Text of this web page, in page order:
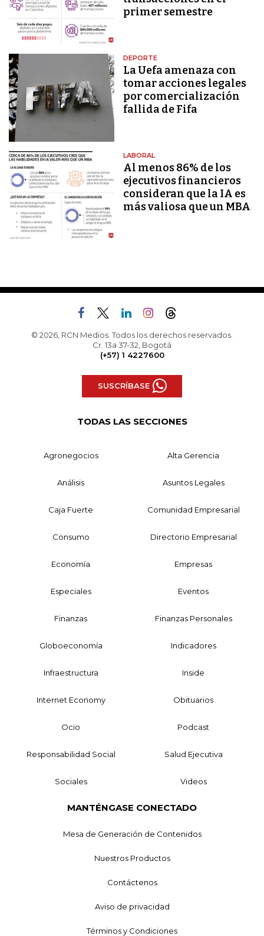
primer semestre
DEPORTE
La Uefa amenaza con
tomar acciones legales
por comercialización
fallida de Fifa
LABORAL
Al menos 86% de los
ejecutivos financieros
consideran que la IA es
más valiosa que un MBA
© 2026, RCN Medios. Todos los derechos reservados.
Cr. 13a 37-32, Bogotá
(+57) 1 4227600
SUSCRÍBASE
TODAS LAS SECCIONES
Agronegocios Alta Gerencia
Análisis Asuntos Legales
Caja Fuerte Comunidad Empresarial
Consumo Directorio Empresarial
Economía Empresas
Especiales Eventos
Finanzas Finanzas Personales
Globoeconomía Indicadores
Infraestructura Inside
Internet Economy Obituarios
Ocio Podcast
Responsabilidad Social Salud Ejecutiva
Sociales Videos
MANTÉNGASE CONECTADO
Mesa de Generación de Contenidos
Nuestros Productos
Contáctenos
Aviso de privacidad
Términos y Condiciones